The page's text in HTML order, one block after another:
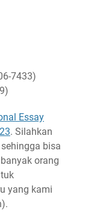
7433)
Essay
. Silahkan
bisa
orang
yang kami